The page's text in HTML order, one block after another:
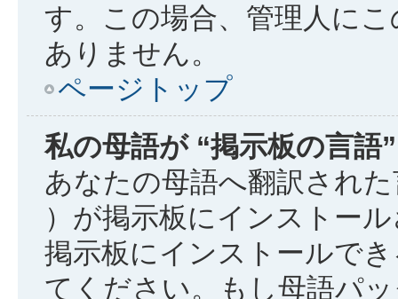
す。この場合、管理人に
ありません。
ページトップ
私の母語が “掲示板の言
あなたの母語へ翻訳され
）が掲示板にインストー
掲示板にインストールで
てください。もし母語パ